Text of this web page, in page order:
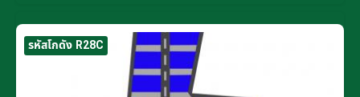
รหัสโกดัง R28C